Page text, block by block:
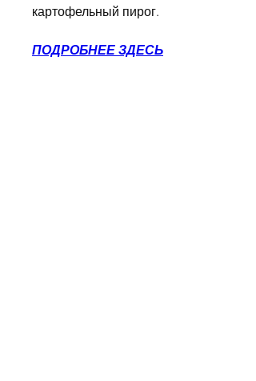
картофельный пирог.
ПОДРОБНЕЕ ЗДЕСЬ